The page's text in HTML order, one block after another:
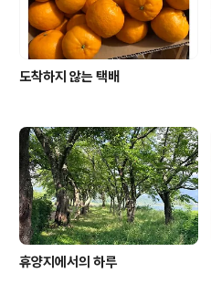
도착하지 않는 택배
휴양지에서의 하루